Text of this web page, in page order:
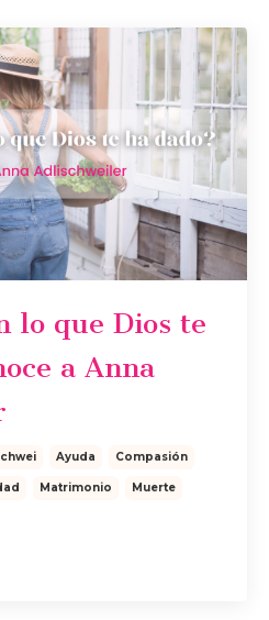
lo que Dios te
a Anna
Ayuda Compasión
Matrimonio Muerte